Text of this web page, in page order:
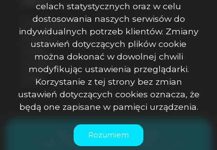
Strona główna
O firmie
Kontakt
Rodo
ASK Office Anna Skwarciak © 2026
Program dla biur nieruchomości
Galactica Virgo
celach statystycznych oraz w celu
dostosowania naszych serwisów do
indywidualnych potrzeb klientów. Zmiany
ustawień dotyczących plików cookie
można dokonać w dowolnej chwili
modyfikując ustawienia przeglądarki.
Korzystanie z tej strony bez zmian
ustawień dotyczących cookies oznacza, że
będą one zapisane w pamięci urządzenia.
Rozumiem